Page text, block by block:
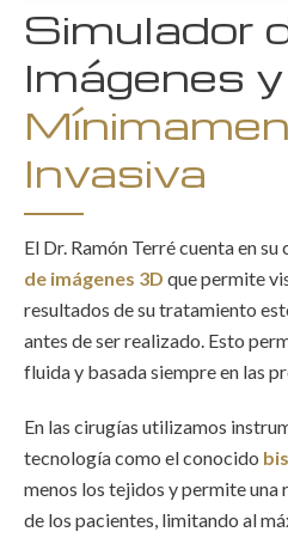
Simulador
Imágenes y
Invasiva
El Dr. Ramón Terré cuenta en su
de imágenes 3D que permite
resultados de su tratamiento
antes de ser realizado. Esto
fluida y basada siempre en las
En las cirugías utilizamos
tecnología como el conocido
menos los tejidos y permite una
de los pacientes, limitando al